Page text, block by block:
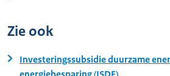
Zie ook
Investeringssubsidie duurzame